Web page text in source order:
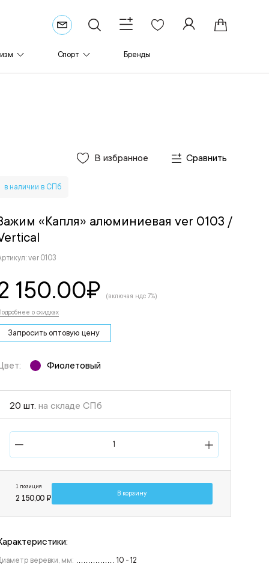
Спорт Бренды
В избранное Сравнить
в наличии в СПб
«Капля» алюминиевая ver 0103 /
ver 0103
150.00₽ (включая ндс 7%)
о скидках
Запросить оптовую цену
Фиолетовый
20 шт. на складе СПб
1 позиция
2 150,00 ₽
В корзину
веревки, мм:
10 - 12